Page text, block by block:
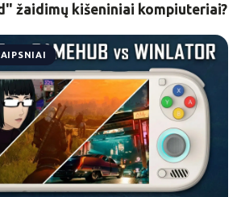
žaidimų kišeniniai kompiuteriai?